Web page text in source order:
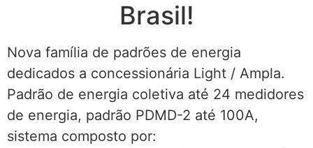
Brasil!
Nova família de padrões de energia
dedicados a concessionária Light / Ampla.
Padrão de energia coletiva até 24 medidores
de energia, padrão PDMD-2 até 100A,
sistema composto por: